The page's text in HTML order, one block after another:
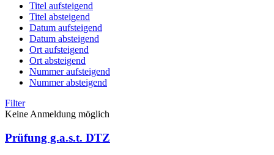
Titel aufsteigend
Titel absteigend
Datum aufsteigend
Datum absteigend
Ort aufsteigend
Ort absteigend
Nummer aufsteigend
Nummer absteigend
Filter
Keine Anmeldung möglich
Prüfung g.a.s.t. DTZ